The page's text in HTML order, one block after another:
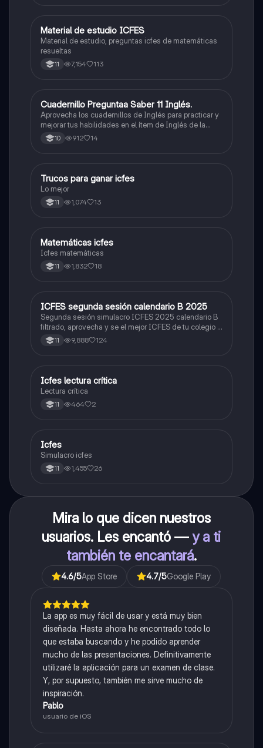
ICFES: Matemáticas
Material de estudio ICFES
Material de estudio, preguntas icfes de matemáticas
resueltas
11 7,154 113
ICFES: Inglés
Cuadernillo Preguntaa Saber 11 Inglés.
Aprovecha los cuadernillos de Inglés para practicar y
mejorar tus habilidades en el ítem de Inglés de la
Prueba Saber 11. 🫡
10 912 14
Química
Trucos para ganar icfes
Lo mejor
11 1,074 13
ICFES: Matemáticas
Matemáticas icfes
Icfes matemáticas
11 1,832 18
ICFES: Lectura Crítica
ICFES segunda sesión calendario B 2025
Segunda sesión simulacro ICFES 2025 calendario B
filtrado, aprovecha y se el mejor ICFES de tu colegio y
poder ingresar a universidad, y estudiar aquella
carrera con la que tanto sueñas.
11 9,888 124
Lengua Castellana
Icfes lectura crítica
Lectura crítica
11 464 2
ICFES: Sociales y Ciudadanas
Icfes
Simulacro icfes
11 1,455 26
Mira lo que dicen nuestros
usuarios. Les encantó —y a ti
también te encantará.
4.6/5App Store 4.7/5Google Play
La app es muy fácil de usar y está muy bien
diseñada. Hasta ahora he encontrado todo lo
que estaba buscando y he podido aprender
mucho de las presentaciones. Definitivamente
utilizaré la aplicación para un examen de clase.
Y, por supuesto, también me sirve mucho de
inspiración.
Pablo
usuario de iOS